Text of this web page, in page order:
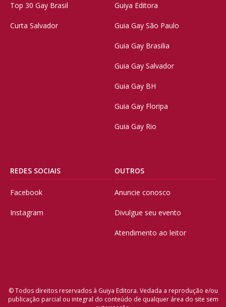
Top 30 Gay Brasil
Curta Salvador
Guiya Editora
Guia Gay São Paulo
Guia Gay Brasilia
Guia Gay Salvador
Guia Gay BH
Guia Gay Floripa
Guia Gay Rio
REDES SOCIAIS
Facebook
Instagram
OUTROS
Anuncie conosco
Divulgue seu evento
Atendimento ao leitor
© Todos direitos reservados à Guiya Editora. Vedada a reprodução e/ou
publicação parcial ou integral do conteúdo de qualquer área do site sem